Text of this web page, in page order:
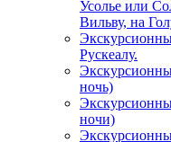
Усолье или
Вильву, на
Рускеалу.
ночь)
ночи)